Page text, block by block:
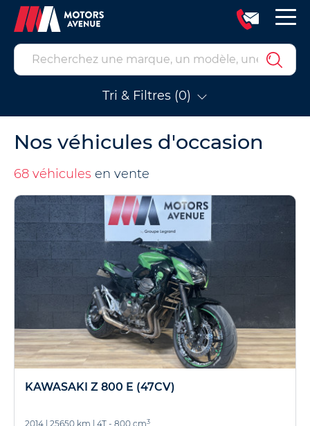
Tri & Filtres (0)
Nos véhicules d'occasion
68 véhicules en vente
KAWASAKI Z 800 E (47CV)
2014 25650 km 4T - 800 cm3